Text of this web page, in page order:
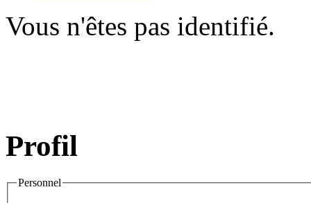
Vous n'êtes pas identifié.
Profil
Personnel